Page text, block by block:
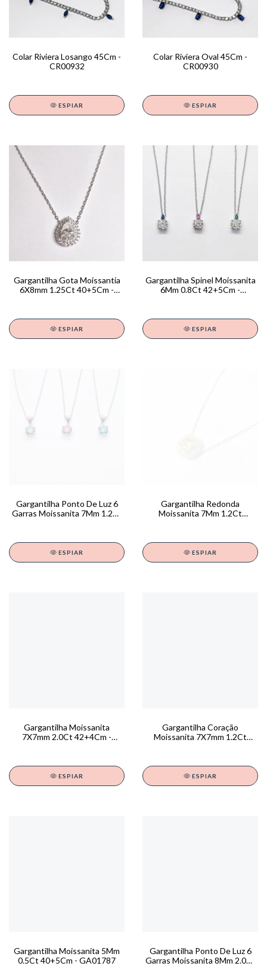
Colar Riviera Losango 45Cm -
CR00932
ESPIAR
Colar Riviera Oval 45Cm -
CR00930
ESPIAR
Gargantilha Gota Moissantia
6X8mm 1.25Ct 40+5Cm -
ESPIAR
Gargantilha Spinel Moissanita
6Mm 0.8Ct 42+5Cm -
ESPIAR
Gargantilha Ponto De Luz 6
Garras Moissanita 7Mm 1.2Ct
ESPIAR
Gargantilha Redonda
Moissanita 7Mm 1.2Ct
ESPIAR
Gargantilha Moissanita
7X7mm 2.0Ct 42+4Cm -
ESPIAR
Gargantilha Coração
Moissanita 7X7mm 1.2Ct
ESPIAR
Gargantilha Moissanita 5Mm
0.5Ct 40+5Cm - GA01787
Gargantilha Ponto De Luz 6
Garras Moissanita 8Mm 2.0Ct